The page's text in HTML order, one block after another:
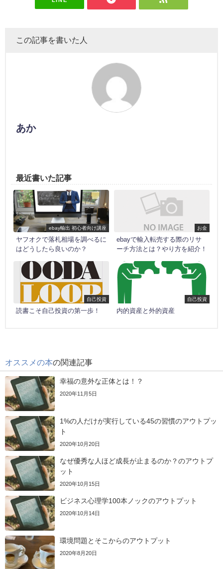
この記事を書いた人
あか
最近書いた記事
ebay輸出 初心者向け講座
ヤフオクで落札相場を調べるに
はどうしたら良いのか？
お金
ebayで輸入転売する際のリサ
ーチ方法とは？やり方を紹介！
自己投資
読書こそ自己投資の第一歩！
自己投資
内的資産と外的資産
オススメの本の関連記事
幸福の意外な正体とは！？
2020年11月5日
1%の人だけが実行している45の習慣のアウトプッ
ト
2020年10月20日
なぜ優秀な人ほど成長が止まるのか？のアウトプ
ット
2020年10月15日
ビジネス心理学100本ノックのアウトプット
2020年10月14日
環境問題とそこからのアウトプット
2020年8月20日